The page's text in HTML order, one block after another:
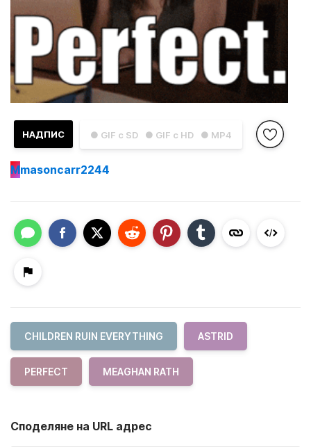
● GIF с SD ● GIF с HD ● MP4
НАДПИС
Mmasoncarr2244
CHILDREN RUIN EVERYTHING ASTRID
PERFECT MEAGHAN RATH
Споделяне на URL адрес